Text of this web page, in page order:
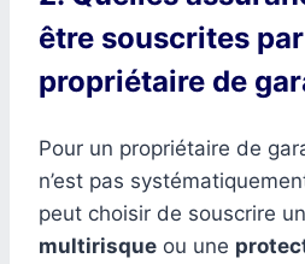
être souscrites
propriétaire de
Pour un propriétaire de
n’est pas
peut choisir de souscrire
multirisque ou une